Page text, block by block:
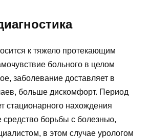
к тяжело протекающим
больного в целом
заболевание доставляет в
больше дискомфорт. Период
стационарного нахождения
средство борьбы с болезнью,
в этом случае урологом